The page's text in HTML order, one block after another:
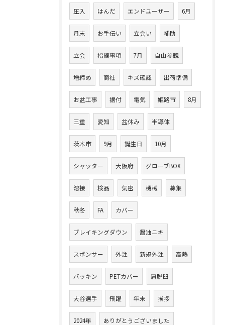
圧入 はんだ エンドユーザー 6月
月末 お手伝い 立会い 補助
立会 指摘事項 7月 自由参観
増締め 商社 キズ確認 出荷準備
お盆工事 据付 電気 姫路市 8月
三重 愛知 盆休み 半導体
茨木市 9月 誕生日 10月
シャッター 大阪府 グローブBOX
溶接 検品 気密 機械 募集
秋冬 FA カバー
ブレイキングダウン 醤油ニキ
スポンサー 外注 新規外注 高熱
パッキン PETカバー 肩脱臼
大谷選手 飛躍 年末 挨拶
2024年 ありがとうございました